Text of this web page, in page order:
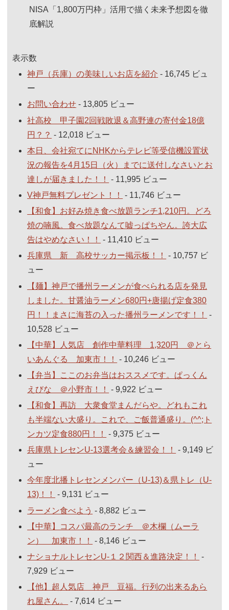
NISA「1,800万円枠」活用で描く未来予想図を徹
底解説
表示数
神戸（兵庫）の美味しいお店を紹介 - 16,745 ビュ
ー
お問い合わせ - 13,805 ビュー
社高校 甲子園2回戦敗退＆高野連の寄付金18億
円？？ - 12,018 ビュー
本日、会社宛てにNHKからテレビ等受信機設置状
況の報告を4月15日（火）までに送付しなさいとお
達しが届きました！！
- 11,995 ビュー
V神戸無料プレゼント！！
- 11,746 ビュー
【和食】お好み焼き食べ放題ランチ1,210円。どろ
焼の喃風。食べ放題なんて嘘っぱちやん。誇大広
告はやめなさい！！
- 11,410 ビュー
兵庫県 新 高校サッカー掲示板！！
- 10,757 ビ
ュー
【麺】神戸で播州ラーメンが食べられる店を発見
しました。甘醤油ラーメン680円+唐揚げ定食380
円！！まさに海苔の入った播州ラーメンです！！
-
10,528 ビュー
【中華】人気店 創作中華料理 1,320円 ＠とら
いあんぐる 加東市！！
- 10,246 ビュー
【弁当】ここのお弁当はおススメです。ぱっくん
えびな ＠小野市！！
- 9,922 ビュー
【和食】再訪 大衆食堂まんだらや。どれもこれ
も半端ない大盛り。これで、ご飯普通盛り。(^^;ト
ンカツ定食880円！！
- 9,375 ビュー
兵庫県トレセンU-13選考会＆練習会！！
- 9,149 ビ
ュー
今年度北播トレセンメンバー（U-13)＆県トレ（U-
13)！！
- 9,131 ビュー
ラーメン食べよう - 8,882 ビュー
【中華】コスパ最高のランチ ＠木欄（ムーラ
ン） 加東市！！
- 8,146 ビュー
ナショナルトレセンU-１２関西＆進路決定！！
-
7,929 ビュー
【他】超人気店 神戸 豆福。行列の出来るあら
れ屋さん。
- 7,614 ビュー